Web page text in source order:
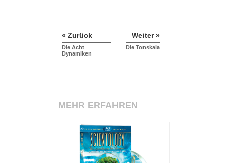
« Zurück
Die Acht
Dynamiken
Weiter »
Die Tonskala
MEHR ERFAHREN